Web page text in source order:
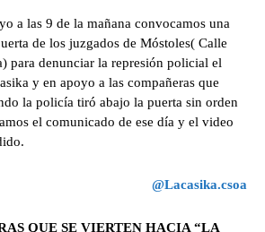
a las 9 de la mañana convocamos una
de los juzgados de Móstoles( Calle
para denunciar la represión policial el
y en apoyo a las compañeras que
la policía tiró abajo la puerta sin orden
el comunicado de ese día y el video
@Lacasika.csoa
QUE SE VIERTEN HACIA “LA